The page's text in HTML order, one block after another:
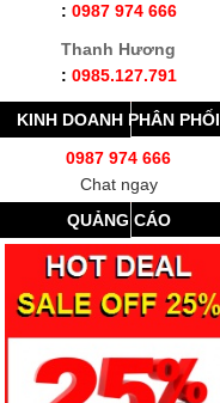
: 0987 974 666
Thanh Hương
: 0985.127.791
KINH DOANH PHÂN PHỐI
0987 974 666
Chat ngay
QUẢNG CÁO